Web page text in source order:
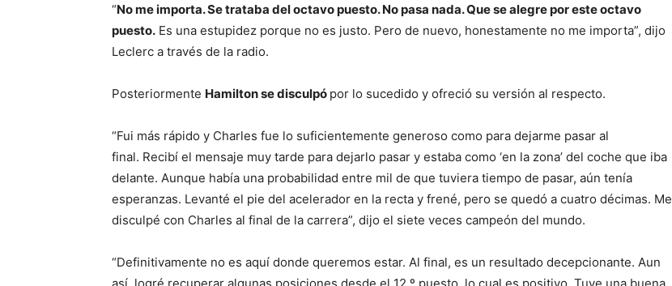
“No me importa. Se trataba del octavo puesto. No pasa nada. Que se alegre por este octavo
puesto. Es una estupidez porque no es justo. Pero de nuevo, honestamente no me importa”, dijo
Leclerc a través de la radio.
Posteriormente Hamilton se disculpó por lo sucedido y ofreció su versión al respecto.
“Fui más rápido y Charles fue lo suficientemente generoso como para dejarme pasar al
final. Recibí el mensaje muy tarde para dejarlo pasar y estaba como ‘en la zona’ del coche que iba
delante. Aunque había una probabilidad entre mil de que tuviera tiempo de pasar, aún tenía
esperanzas. Levanté el pie del acelerador en la recta y frené, pero se quedó a cuatro décimas. Me
disculpé con Charles al final de la carrera”, dijo el siete veces campeón del mundo.
“Definitivamente no es aquí donde queremos estar. Al final, es un resultado decepcionante. Aun